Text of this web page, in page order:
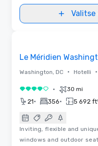
Valitse
Le Méridien
Washington, DC • Hotelli •
4 / 5 • 30 mi
21• 356• 5 692
Inviting, flexible and
windows and outdoor